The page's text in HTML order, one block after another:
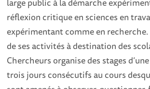
réflexion critique en sciences en
expérimentant comme en recherche.
de ses activités à destination des
Chercheurs organise des stages
trois jours consécutifs au cours